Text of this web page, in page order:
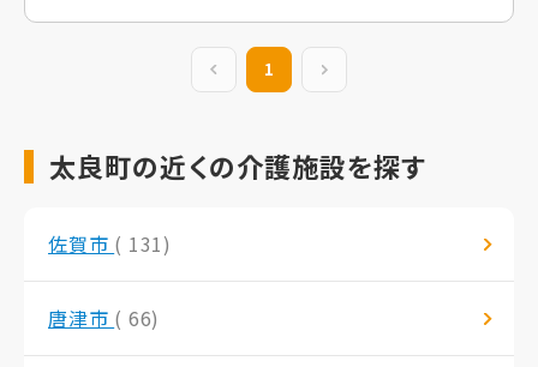
前の20件
1
太良町の近くの介護施設を探す
佐賀市 ( 131)
唐津市 ( 66)